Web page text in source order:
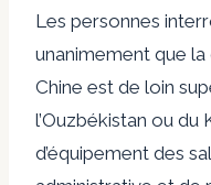
Les personnes
unanimement que la
Chine est de loin
l’Ouzbékistan ou du
d’équipement des